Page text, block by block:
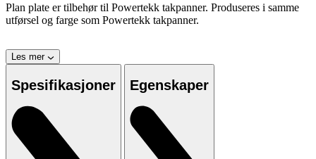
Plan plate er tilbehør til Powertekk takpanner. Produseres i samme
utførsel og farge som Powertekk takpanner.
Les mer
Spesifikasjoner Egenskaper